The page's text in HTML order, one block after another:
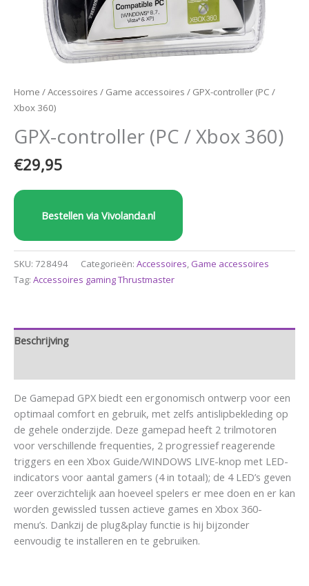
Home /Accessoires / Game accessoires / GPX-controller (PC /
Xbox 360)
GPX-controller (PC / Xbox 360)
€29,95
Bestellen via Vivolanda.nl
SKU: 728494 Categorieën: Accessoires, Game accessoires
Tag: Accessoires gaming Thrustmaster
Beschrijving
De Gamepad GPX biedt een ergonomisch ontwerp voor een
optimaal comfort en gebruik, met zelfs antislipbekleding op
de gehele onderzijde. Deze gamepad heeft 2 trilmotoren
voor verschillende frequenties, 2 progressief reagerende
triggers en een Xbox Guide/WINDOWS LIVE-knop met LED-
indicators voor aantal gamers (4 in totaal); de 4 LED’s geven
zeer overzichtelijk aan hoeveel spelers er mee doen en er kan
worden gewissled tussen actieve games en Xbox 360-
menu’s. Dankzij de plug&play functie is hij bijzonder
eenvoudig te installeren en te gebruiken.